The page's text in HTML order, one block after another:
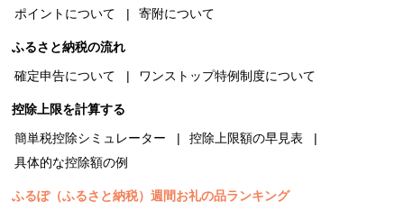
ポイントについて
寄附について
ふるさと納税の流れ
確定申告について
ワンストップ特例制度について
控除上限を計算する
簡単税控除シミュレーター
控除上限額の早見表
具体的な控除額の例
ふるぽ（ふるさと納税）週間お礼の品ランキング